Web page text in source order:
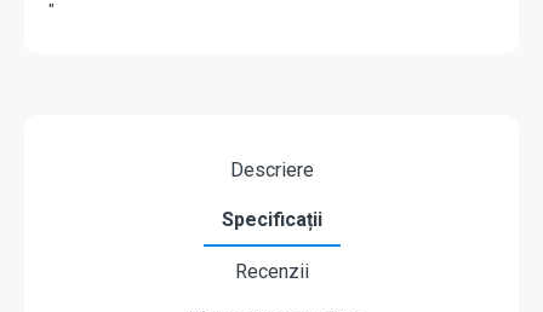
"
Descriere
Specificații
Recenzii